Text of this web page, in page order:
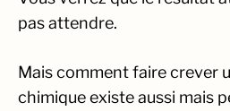
pas attendre.
Mais comment faire crever
chimique existe aussi mais